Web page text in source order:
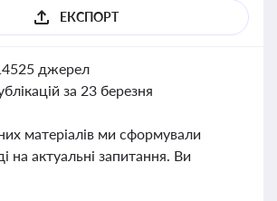
ЕКСПОРТ
джерел
за 23 березня
матеріалів ми сформували
на актуальні запитання. Ви